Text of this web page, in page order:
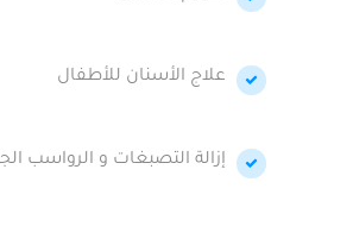
علاج الأسنان للأطفال
إزالة التصبغات و الرواسب